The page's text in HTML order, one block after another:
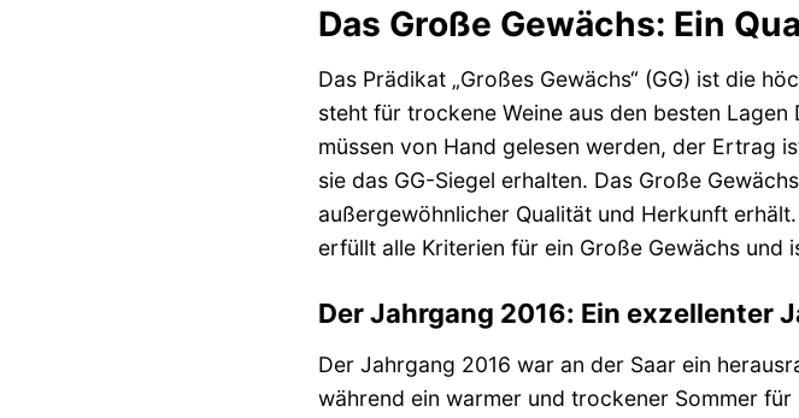
Das Große Gewächs: Ein
Das Prädikat „Großes Gewächs“ (GG) ist die
steht für trockene Weine aus den besten
müssen von Hand gelesen werden, der Ertrag
sie das GG-Siegel erhalten. Das Große
außergewöhnlicher Qualität und Herkunft
erfüllt alle Kriterien für ein Große Gewächs und
Der Jahrgang 2016: Ein exzellenter
Der Jahrgang 2016 war an der Saar ein
während ein warmer und trockener Sommer